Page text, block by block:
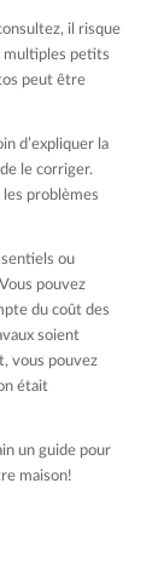
il risque
multiples petits
peut être
d’expliquer la
le corriger.
problèmes
ou
pouvez
du coût des
soient
vous pouvez
était
un guide pour
maison!